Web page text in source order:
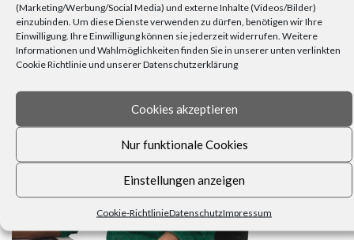
(Marketing/Werbung/Social Media) und externe Inhalte (Videos/Bilder)
einzubinden. Um diese Dienste verwenden zu dürfen, benötigen wir Ihre
Einwilligung. Ihre Einwilligung können sie jederzeit widerrufen. Weitere
Informationen und Wahlmöglichkeiten finden Sie in unserer unten verlinkten
Cookie Richtlinie und unserer Datenschutzerklärung
Cookies akzeptieren
Nur funktionale Cookies
Einstellungen anzeigen
Cookie-RichtlinieDatenschutzImpressum
FRAGEN, ANREGUNGEN, WÜNSCHE?